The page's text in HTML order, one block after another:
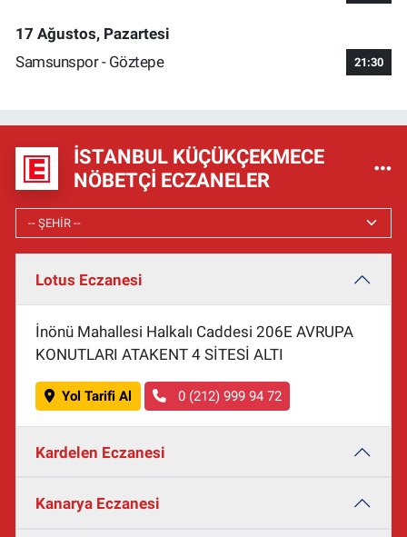
17 Ağustos, Pazartesi
Samsunspor - Göztepe
21:30
İSTANBUL KÜÇÜKÇEKMECE
NÖBETÇI ECZANELER
Lotus Eczanesi
İnönü Mahallesi Halkalı Caddesi 206E AVRUPA
KONUTLARI ATAKENT 4 SİTESİ ALTI
Yol Tarifi Al 0 (212) 999 94 72
Kardelen Eczanesi
Kanarya Eczanesi